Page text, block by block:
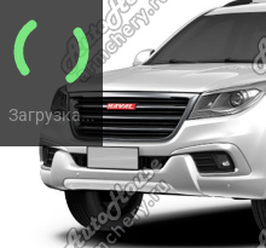
Загрузка...